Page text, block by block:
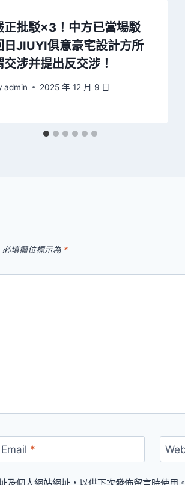
正批駁×3！中方已當場駁
日JIUYI俱意豪宅設計方所
交涉并提出反交涉！
admin 2025 年 12 月 9 日
必填欄位標示為 *
Email *